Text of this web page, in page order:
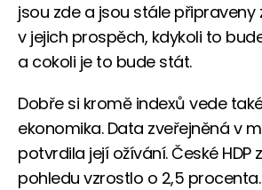
jsou zde a jsou stále připraveny
v jejich prospěch, kdykoli to
a cokoli je to bude stát.
Dobře si kromě indexů vede
ekonomika. Data zveřejněná v
potvrdila její ožívání. České HDP
pohledu vzrostlo o 2,5